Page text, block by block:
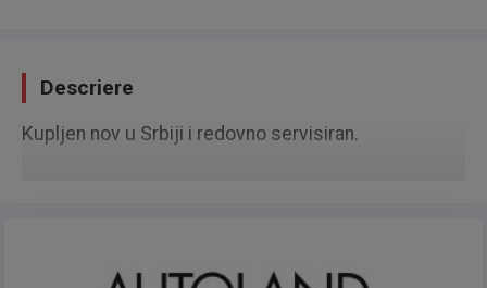
Descriere
Kupljen nov u Srbiji i redovno servisiran.